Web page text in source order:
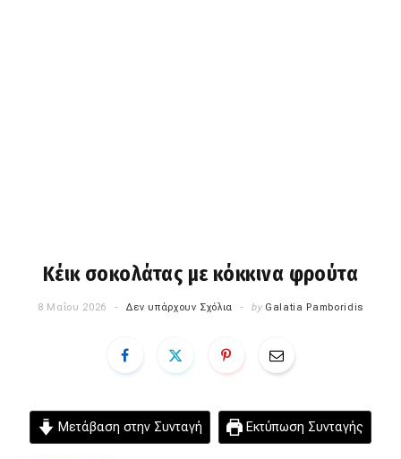
Κέικ σοκολάτας με κόκκινα φρούτα
8 Μαΐου 2026 Δεν υπάρχουν Σχόλια by Galatia Pamboridis
Μετάβαση στην Συνταγή Εκτύπωση Συνταγής